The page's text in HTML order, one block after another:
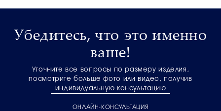
Убедитесь, что это именно
ваше!
Уточните все вопросы по размеру изделия,
посмотрите больше фото или видео, получив
индивидуальную консультацию
ОНЛАЙН-КОНСУЛЬТАЦИЯ